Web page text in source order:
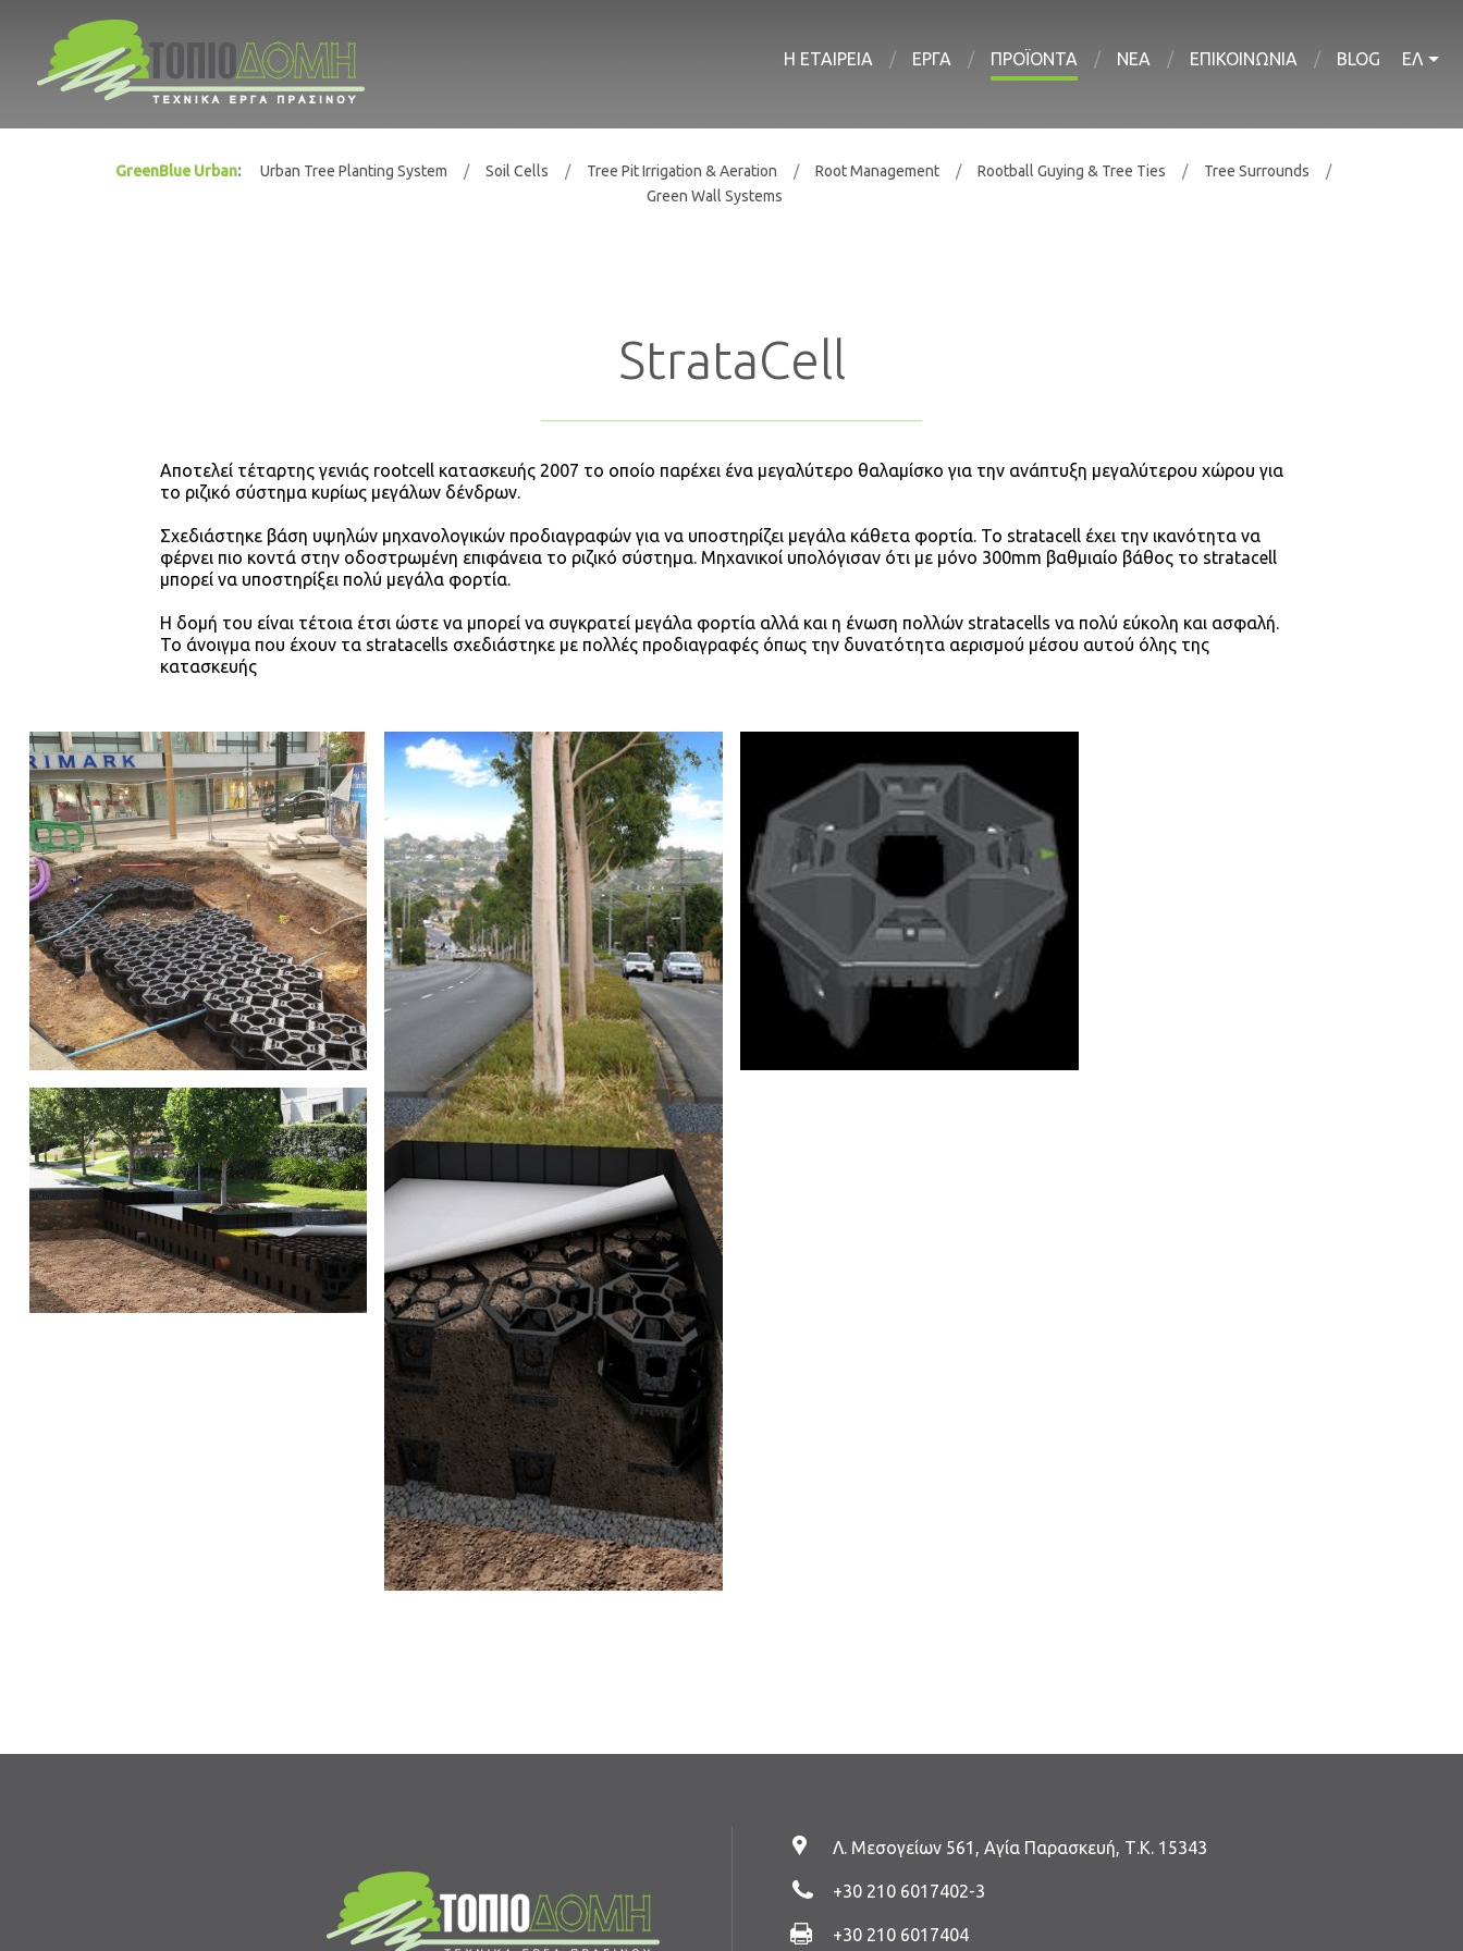
ΕΛ
Η ΕΤΑΙΡΕΙΑ ΕΡΓΑ ΠΡΟΪΟΝΤΑ ΝΕΑ ΕΠΙΚΟΙΝΩΝΙΑ BLOG
GreenBlue Urban Urban Tree Planting System Soil Cells Tree Pit Irrigation & Aeration Root Management Rootball Guying & Tree Ties
Tree Surrounds
Green Wall Systems
StrataCell
Αποτελεί τέταρτης γενιάς rootcell κατασκευής 2007 το οποίο παρέχει ένα μεγαλύτερο θαλαμίσκο για την ανάπτυξη μεγαλύτερου χώρου για
το ριζικό σύστημα κυρίως μεγάλων δένδρων.
Σχεδιάστηκε βάση υψηλών μηχανολογικών προδιαγραφών για να υποστηρίζει μεγάλα κάθετα φορτία. Το stratacell έχει την ικανότητα να
φέρνει πιο κοντά στην οδοστρωμένη επιφάνεια το ριζικό σύστημα. Μηχανικοί υπολόγισαν ότι με μόνο 300mm βαθμιαίο βάθος το stratacell
μπορεί να υποστηρίξει πολύ μεγάλα φορτία.
Η δομή του είναι τέτοια έτσι ώστε να μπορεί να συγκρατεί μεγάλα φορτία αλλά και η ένωση πολλών stratacells να πολύ εύκολη και ασφαλή.
Το άνοιγμα που έχουν τα stratacells σχεδιάστηκε με πολλές προδιαγραφές όπως την δυνατότητα αερισμού μέσου αυτού όλης της
κατασκευής
Λ. Μεσογείων 561, Αγία Παρασκευή, Τ.Κ. 15343
+30 210 6017402-3
+30 210 6017404